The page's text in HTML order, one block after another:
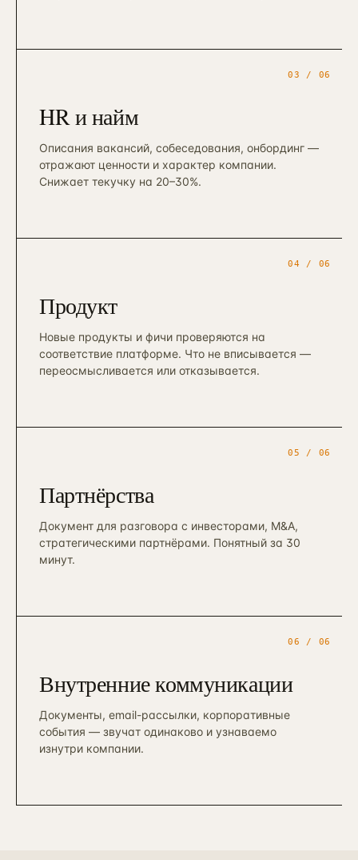
03 / 06
HR и найм
Описания вакансий, собеседования, онбординг —
отражают ценности и характер компании.
Снижает текучку на 20–30%.
04 / 06
Продукт
Новые продукты и фичи проверяются на
соответствие платформе. Что не вписывается —
переосмысливается или отказывается.
05 / 06
Партнёрства
Документ для разговора с инвесторами, M&A,
стратегическими партнёрами. Понятный за 30
минут.
06 / 06
Внутренние коммуникации
Документы, email-рассылки, корпоративные
события — звучат одинаково и узнаваемо
изнутри компании.